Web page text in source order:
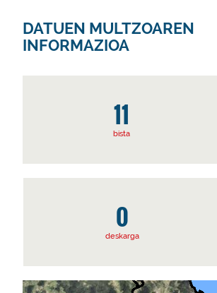
DATUEN MULTZOAREN
INFORMAZIOA
11
bista
0
deskarga